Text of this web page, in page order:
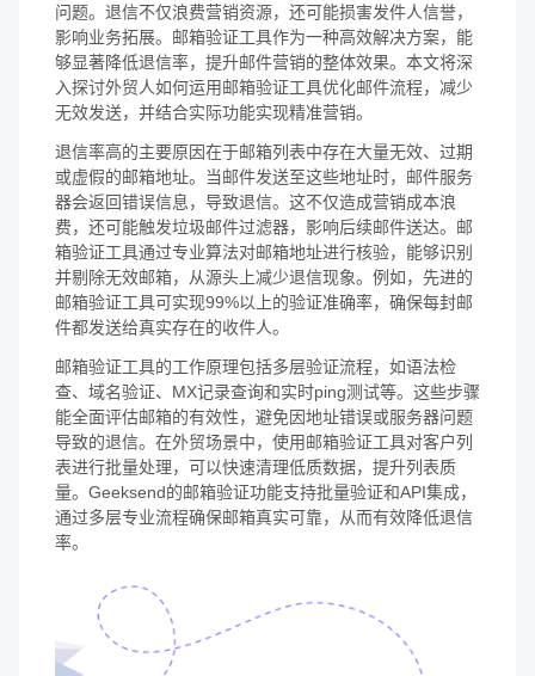
问题。退信不仅浪费营销资源，还可能损害发件人信誉，
影响业务拓展。邮箱验证工具作为一种高效解决方案，能
够显著降低退信率，提升邮件营销的整体效果。本文将深
入探讨外贸人如何运用邮箱验证工具优化邮件流程，减少
无效发送，并结合实际功能实现精准营销。
退信率高的主要原因在于邮箱列表中存在大量无效、过期
或虚假的邮箱地址。当邮件发送至这些地址时，邮件服务
器会返回错误信息，导致退信。这不仅造成营销成本浪
费，还可能触发垃圾邮件过滤器，影响后续邮件送达。邮
箱验证工具通过专业算法对邮箱地址进行核验，能够识别
并剔除无效邮箱，从源头上减少退信现象。例如，先进的
邮箱验证工具可实现99%以上的验证准确率，确保每封邮
件都发送给真实存在的收件人。
邮箱验证工具的工作原理包括多层验证流程，如语法检
查、域名验证、MX记录查询和实时ping测试等。这些步骤
能全面评估邮箱的有效性，避免因地址错误或服务器问题
导致的退信。在外贸场景中，使用邮箱验证工具对客户列
表进行批量处理，可以快速清理低质数据，提升列表质
量。Geeksend的邮箱验证功能支持批量验证和API集成，
通过多层专业流程确保邮箱真实可靠，从而有效降低退信
率。